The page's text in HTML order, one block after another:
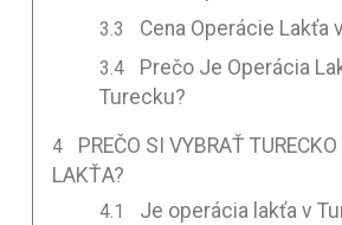
Cena Operácie Lakťa
Prečo Je Operácia
Turecku?
PREČO SI VYBRAŤ
LAKŤA?
Je operácia lakťa v